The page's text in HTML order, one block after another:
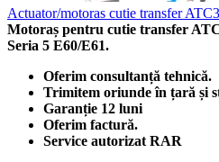
Actuator/motoras cutie transfer
Motoraș pentru cutie transfer
Seria 5 E60/E61.
Oferim consultanță tehnică.
Trimitem oriunde în țară și
Garanție 12 luni
Oferim factură.
Service autorizat RAR